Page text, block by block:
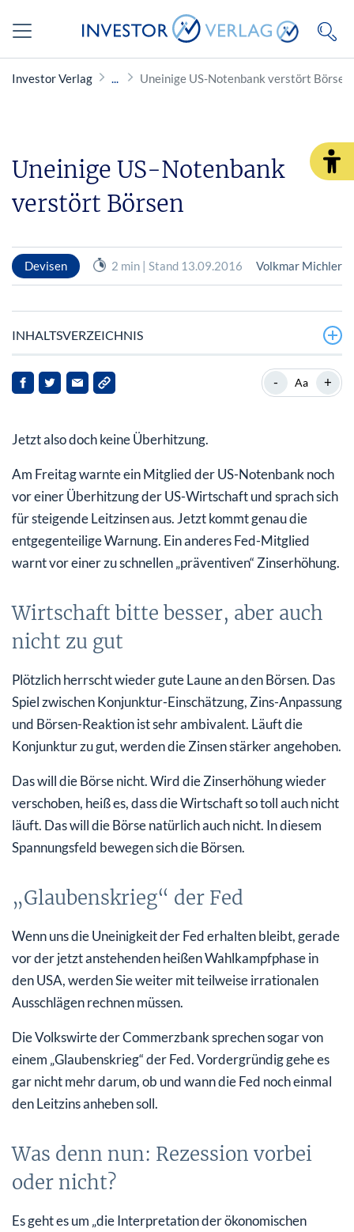
Investor Verlag Uneinige US-Notenbank verstört Börsen
Uneinige US-Notenbank
verstört Börsen
Devisen 2 min | Stand 13.09.2016 Volkmar Michler
INHALTSVERZEICHNIS
Wirtschaft bitte besser, aber auch nicht zu gut
Was denn nun: Rezession vorbei oder nicht?
- Aa +
Jetzt also doch keine Überhitzung.
Am Freitag warnte ein Mitglied der US-Notenbank noch
vor einer Überhitzung der US-Wirtschaft und sprach sich
für steigende Leitzinsen aus. Jetzt kommt genau die
entgegenteilige Warnung. Ein anderes Fed-Mitglied
warnt vor einer zu schnellen „präventiven“ Zinserhöhung.
Wirtschaft bitte besser, aber auch
nicht zu gut
Plötzlich herrscht wieder gute Laune an den Börsen. Das
Spiel zwischen Konjunktur-Einschätzung, Zins-Anpassung
und Börsen-Reaktion ist sehr ambivalent. Läuft die
Konjunktur zu gut, werden die Zinsen stärker angehoben.
Das will die Börse nicht. Wird die Zinserhöhung wieder
verschoben, heiß es, dass die Wirtschaft so toll auch nicht
läuft. Das will die Börse natürlich auch nicht. In diesem
Spannungsfeld bewegen sich die Börsen.
„Glaubenskrieg“ der Fed
Wenn uns die Uneinigkeit der Fed erhalten bleibt, gerade
vor der jetzt anstehenden heißen Wahlkampfphase in
den USA, werden Sie weiter mit teilweise irrationalen
Ausschlägen rechnen müssen.
Die Volkswirte der Commerzbank sprechen sogar von
einem „Glaubenskrieg“ der Fed. Vordergründig gehe es
gar nicht mehr darum, ob und wann die Fed noch einmal
den Leitzins anheben soll.
Was denn nun: Rezession vorbei
oder nicht?
Es geht es um „die Interpretation der ökonomischen